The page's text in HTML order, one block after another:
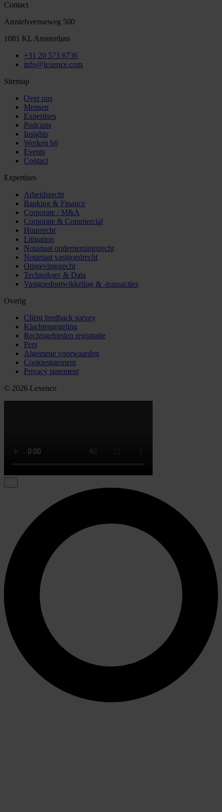
Contact
Amstelveenseweg 500
1081 KL Amsterdam
+31 20 573 6736
info@lexence.com
Sitemap
Over ons
Mensen
Expertises
Podcasts
Insights
Werken bij
Events
Contact
Expertises
Arbeidsrecht
Banking & Finance
Corporate / M&A
Corporate & Commercial
Huurrecht
Litigation
Notariaat ondernemingsrecht
Notariaat vastgoedrecht
Omgevingsrecht
Technology & Data
Vastgoedontwikkeling & -transacties
Overig
Cliënt feedback survey
Klachtenregeling
Rechtsgebieden registratie
Pers
Algemene voorwaarden
Cookiestatement
Privacy statement
© 2026 Lexence